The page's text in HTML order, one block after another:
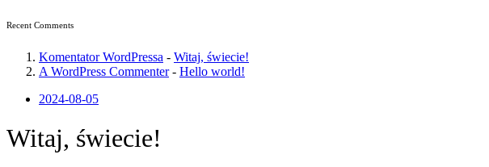
Recent Comments
Komentator WordPressa - Witaj, świecie!
A WordPress Commenter- Hello world!
2024-08-05
Witaj, świecie!